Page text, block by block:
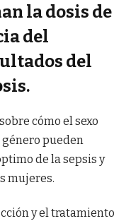
la dosis de
del
del
cómo el sexo
pueden
de la sepsis y
mujeres.
y el tratamiento